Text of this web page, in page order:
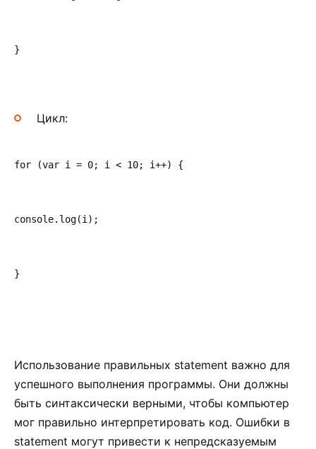
}
Цикл:
for (var i = 0; i < 10; i++) {
console.log(i);
}
Использование правильных statement важно для
успешного выполнения программы. Они должны
быть синтаксически верными, чтобы компьютер
мог правильно интерпретировать код. Ошибки в
statement могут привести к непредсказуемым